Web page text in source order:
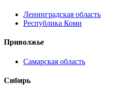
Ленинградская область
Республика Коми
Приволжье
Самарская область
Сибирь